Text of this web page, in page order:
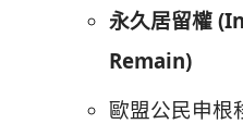
永久居留權
Remain)
歐盟公民申根